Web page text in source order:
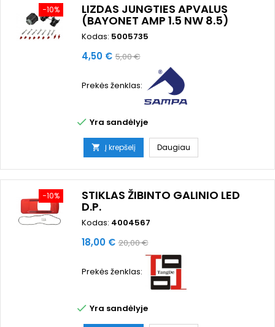
−10% LIZDAS JUNGTIES APVALUS
(BAYONET AMP 1.5 NW 8.5)
Kodas: 5005735
Kaina
4,50 € Bazinė
5,00 €
Prekės ženklas:
 Yra sandėlyje
 Į krepšelį Daugiau
−10% STIKLAS ŽIBINTO GALINIO LED
D.P.
Kodas: 4004567
Kaina
18,00 € Bazinė
20,00 €
Prekės ženklas:
 Yra sandėlyje